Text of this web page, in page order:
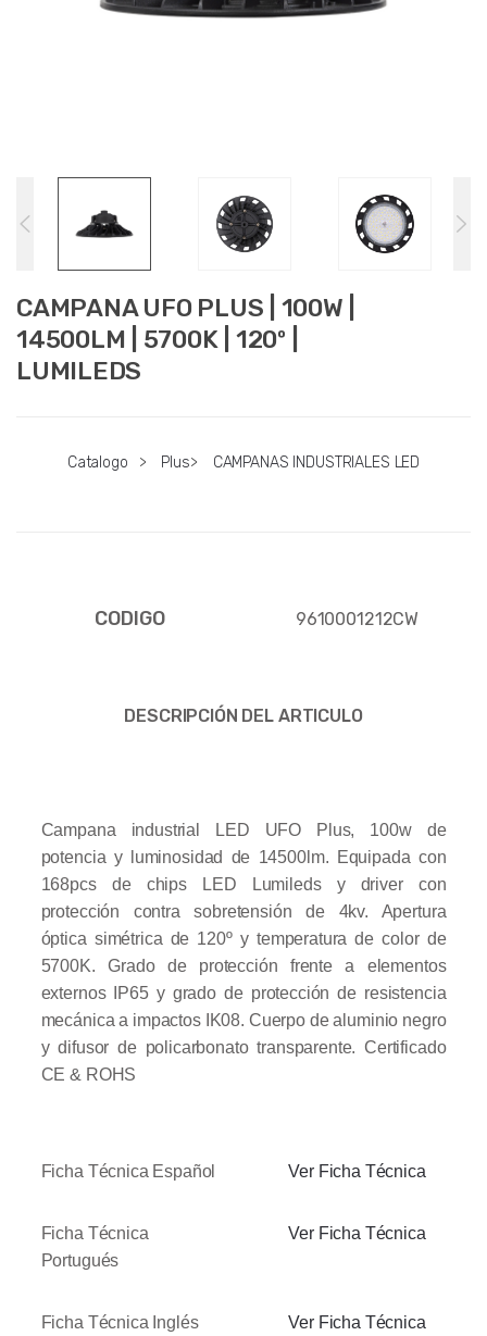
CAMPANA UFO PLUS | 100W |
14500LM | 5700K | 120º |
LUMILEDS
Catalogo > Plus> CAMPANAS INDUSTRIALES LED
CODIGO 9610001212CW
DESCRIPCIÓN DEL ARTICULO
Campana industrial LED UFO Plus, 100w de
potencia y luminosidad de 14500lm. Equipada con
168pcs de chips LED Lumileds y driver con
protección contra sobretensión de 4kv. Apertura
óptica simétrica de 120º y temperatura de color de
5700K. Grado de protección frente a elementos
externos IP65 y grado de protección de resistencia
mecánica a impactos IK08. Cuerpo de aluminio negro
y difusor de policarbonato transparente.Certificado
CE & ROHS
Ficha Técnica Español Ver Ficha Técnica
Ficha Técnica
Portugués
Ver Ficha Técnica
Ficha Técnica Inglés Ver Ficha Técnica